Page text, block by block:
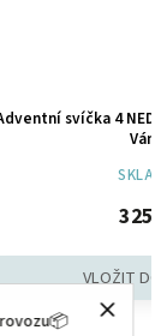
svíčka 4
325